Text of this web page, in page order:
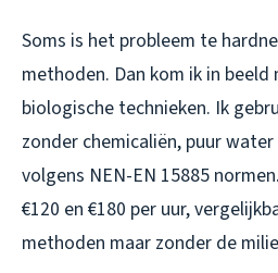
Soms is het probleem te
methoden. Dan kom ik in
biologische technieken. Ik
zonder chemicaliën, puur
volgens NEN-EN 15885
€120 en €180 per uur,
methoden maar zonder de